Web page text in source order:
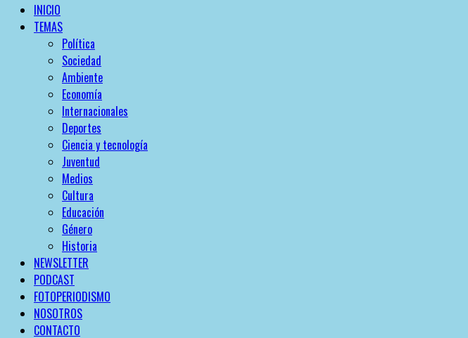
INICIO
TEMAS
Política
Sociedad
Ambiente
Economía
Internacionales
Deportes
Ciencia y tecnología
Juventud
Medios
Cultura
Educación
Género
Historia
NEWSLETTER
PODCAST
FOTOPERIODISMO
NOSOTROS
CONTACTO